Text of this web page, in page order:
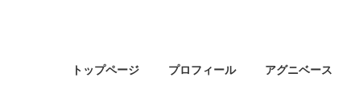
トップページ プロフィール アグニベース